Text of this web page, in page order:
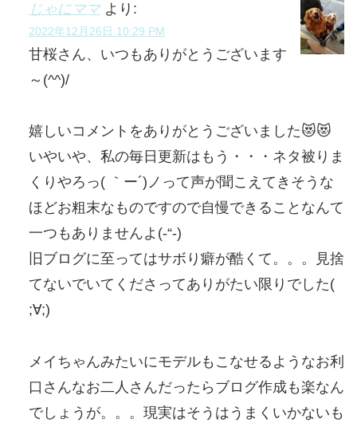
じゃにママ より:
2022年12月26日 10:29 PM
甘桜さん、いつもありがとうございます
～(^^)/
嬉しいコメントをありがとうございました😻😻
いやいや、私の毎日更新はもう・・・ネタ被りま
くりやろっ( ｀ー´)ノって声が聞こえてきそうな
ほどお粗末なものですので自慢できることなんて
一つもありませんよ(-“-)
旧ブログに至ってはサボり癖が酷くて。。。見捨
てないでいてくださってありがたい限りでした(
;∀;)
メイちゃんみたいにモデルもこなせるようなお利
口さんなお二人さんだったらブログ作成も楽なん
でしょうが。。。現実はそうはうまくいかないも